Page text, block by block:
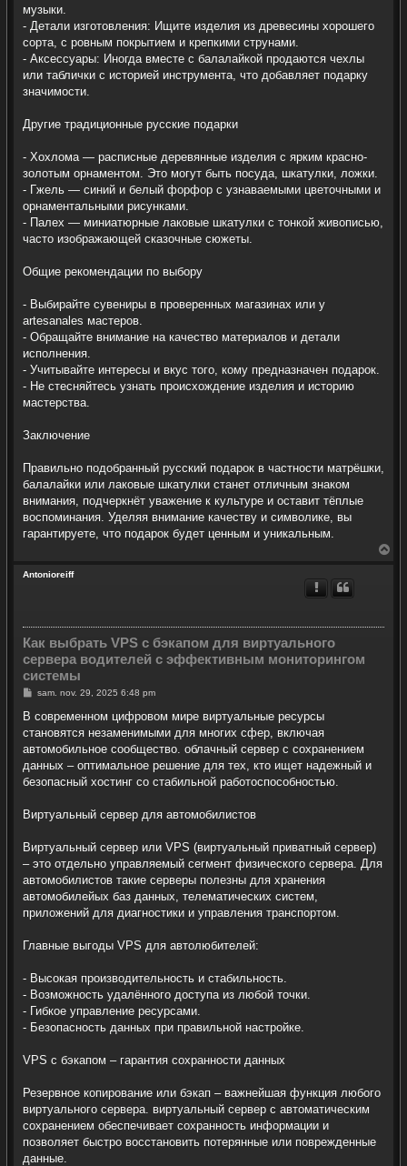
музыки.
- Детали изготовления: Ищите изделия из древесины хорошего
сорта, с ровным покрытием и крепкими струнами.
- Аксессуары: Иногда вместе с балалайкой продаются чехлы
или таблички с историей инструмента, что добавляет подарку
значимости.
Другие традиционные русские подарки
- Хохлома — расписные деревянные изделия с ярким красно-
золотым орнаментом. Это могут быть посуда, шкатулки, ложки.
- Гжель — синий и белый форфор с узнаваемыми цветочными и
орнаментальными рисунками.
- Палех — миниатюрные лаковые шкатулки с тонкой живописью,
часто изображающей сказочные сюжеты.
Общие рекомендации по выбору
- Выбирайте сувениры в проверенных магазинах или у
artesanales мастеров.
- Обращайте внимание на качество материалов и детали
исполнения.
- Учитывайте интересы и вкус того, кому предназначен подарок.
- Не стесняйтесь узнать происхождение изделия и историю
мастерства.
Заключение
Правильно подобранный русский подарок в частности матрёшки,
балалайки или лаковые шкатулки станет отличным знаком
внимания, подчеркнёт уважение к культуре и оставит тёплые
воспоминания. Уделяя внимание качеству и символике, вы
гарантируете, что подарок будет ценным и уникальным.
Antonioreiff
Как выбрать VPS с бэкапом для виртуального
сервера водителей с эффективным мониторингом
системы
M
s
a
g
sam. nov. 29, 2025 6:48 pm
В современном цифровом мире виртуальные ресурсы
становятся незаменимыми для многих сфер, включая
автомобильное сообщество. облачный сервер с сохранением
данных – оптимальное решение для тех, кто ищет надежный и
безопасный хостинг со стабильной работоспособностью.
Виртуальный сервер для автомобилистов
Виртуальный сервер или VPS (виртуальный приватный сервер)
– это отдельно управляемый сегмент физического сервера. Для
автомобилистов такие серверы полезны для хранения
автомобилейых баз данных, телематических систем,
приложений для диагностики и управления транспортом.
Главные выгоды VPS для автолюбителей:
- Высокая производительность и стабильность.
- Возможность удалённого доступа из любой точки.
- Гибкое управление ресурсами.
- Безопасность данных при правильной настройке.
VPS с бэкапом – гарантия сохранности данных
Резервное копирование или бэкап – важнейшая функция любого
виртуального сервера. виртуальный сервер с автоматическим
сохранением обеспечивает сохранность информации и
позволяет быстро восстановить потерянные или поврежденные
данные.